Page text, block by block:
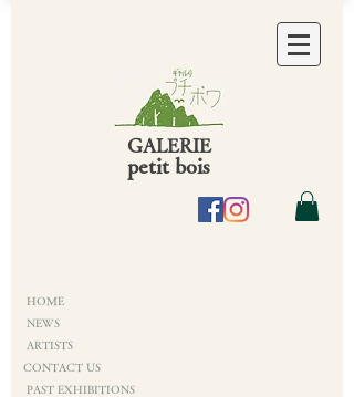
GALERIE
petit bois
HOME
NEWS
ARTISTS
CONTACT US
PAST EXHIBITIONS